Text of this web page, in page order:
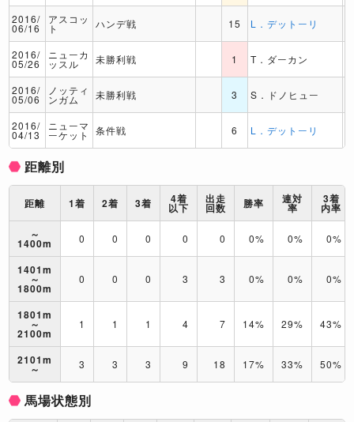
2016/
06/16
アスコッ
ト ハンデ戦 15 L．デットーリ
2016/
05/26
ニューカ
ッスル 未勝利戦 1 T．ダーカン
2016/
05/06
ノッティ
ンガム 未勝利戦 3 S．ドノヒュー
2016/
04/13
ニューマ
ーケット 条件戦 6 L．デットーリ
距離別
距離 1着 2着 3着 4着
以下
出走
回数 勝率 連対
率
3着
内率
～
1400m 0 0 0 0 0 0% 0% 0%
1401m
～
1800m
0 0 0 3 3 0% 0% 0%
1801m
～
2100m
1 1 1 4 7 14% 29% 43%
2101m
～ 3 3 3 9 18 17% 33% 50%
馬場状態別